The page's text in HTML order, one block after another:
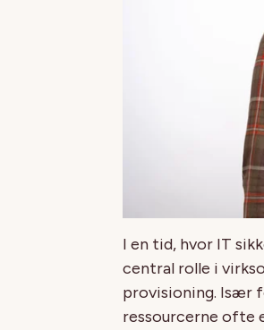
I en tid, hvor IT
central rolle i
provisioning. Især
ressourcerne ofte